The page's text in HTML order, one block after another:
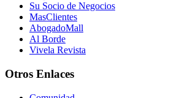
Su Socio de Negocios
MasClientes
AbogadoMall
Al Borde
Vivela Revista
Otros Enlaces